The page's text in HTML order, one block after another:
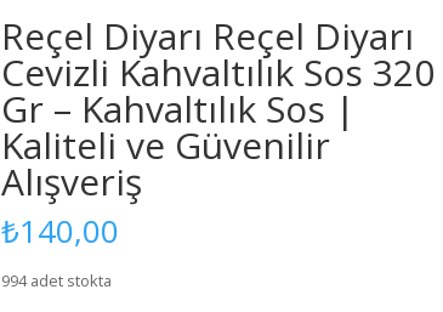
Reçel Diyarı Reçel Diyarı
Cevizli Kahvaltılık Sos 320
Gr – Kahvaltılık Sos |
Kaliteli ve Güvenilir
Alışveriş
₺140,00
994 adet stokta